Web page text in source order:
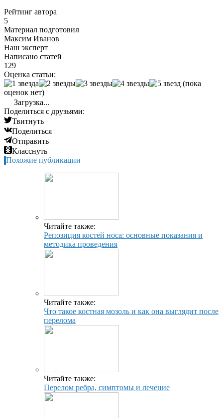
Рейтинг автора
5
Материал подготовил
Максим Иванов
Наш эксперт
Написано статей
129
Оценка статьи:
(пока
оценок нет)
Загрузка...
Поделиться с друзьями:
Твитнуть
Поделиться
Отправить
Класснуть
Похожие публикации
Читайте также:
Репозиция костей носа: основные показания и
методика проведения
Читайте также:
Что такое костная мозоль и как она выглядит после
перелома
Читайте также:
Перелом ребра, симптомы и лечение